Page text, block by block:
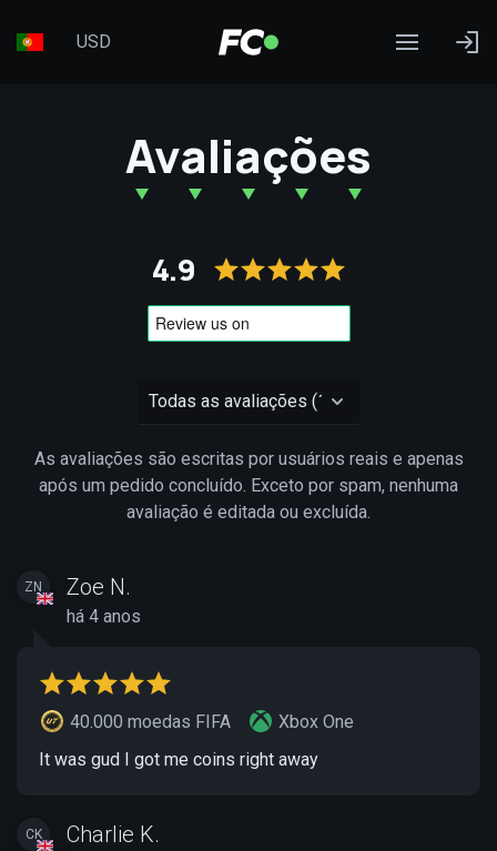
USD
Avaliações
4.9
As avaliações são escritas por usuários reais e apenas
após um pedido concluído. Exceto por spam, nenhuma
avaliação é editada ou excluída.
ZN Zoe N.
há 4 anos
40.000 moedas FIFA
Xbox One
It was gud I got me coins right away
CK Charlie K.